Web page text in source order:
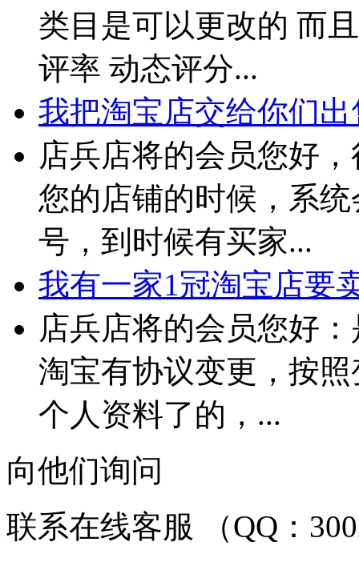
类目是可以更改的 而
评率 动态评分...
我把淘宝店交给你们
店兵店将的会员您好
您的店铺的时候，系
号，到时候有买家...
我有一家1冠淘宝店要
店兵店将的会员您好
淘宝有协议变更，按
个人资料了的，...
向他们询问
联系在线客服 （QQ：